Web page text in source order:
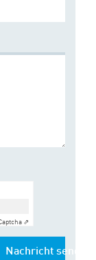
⇗
Nachricht senden